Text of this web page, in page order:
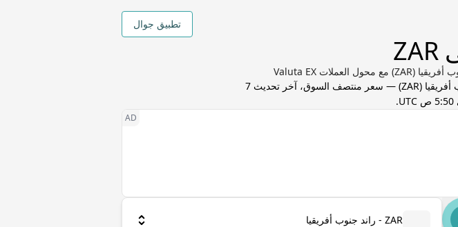
تطبيق جوال
(
ZAR) — سعر منتصف السوق، آخر تحديث 7
.
ZAR - راند جنوب أفريقيا